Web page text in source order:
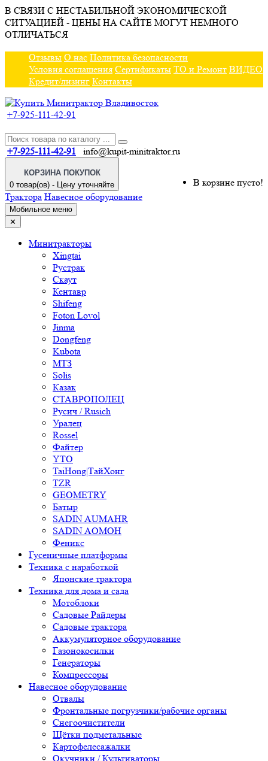
В СВЯЗИ С НЕСТАБИЛЬНОЙ ЭКОНОМИЧЕСКОЙ
СИТУАЦИЕЙ - ЦЕНЫ НА САЙТЕ МОГУТ НЕМНОГО
ОТЛИЧАТЬСЯ
Отзывы О нас Политика безопасности
Условия соглашения Сертификаты ТО и Ремонт ВИДЕО
Кредит/лизинг Контакты
+7-925-111-42-91
+7-925-111-42-91 info@kupit-minitraktor.ru
КОРЗИНА ПОКУПОК
0 товар(ов) - Цену уточняйте
В корзине пусто!
Трактора Навесное оборудование
Мобильное меню
✕
Минитракторы
Xingtai
Рустрак
Скаут
Кентавр
Shifeng
Foton Lovol
Jinma
Dongfeng
Kubota
МТЗ
Solis
Казак
СТАВРОПОЛЕЦ
Русич / Rusich
Уралец
Rossel
Файтер
YTO
TaiHong|ТайХонг
TZR
GEOMETRY
Батыр
SADIN AUMAHR
SADIN AOMOH
Феникс
Гусеничные платформы
Техника с наработкой
Японские трактора
Техника для дома и сада
Мотоблоки
Садовые Райдеры
Садовые трактора
Аккумуляторное оборудование
Газонокосилки
Генераторы
Компрессоры
Навесное оборудование
Отвалы
Фронтальные погрузчики/рабочие органы
Снегоочистители
Щётки подметальные
Картофелесажалки
Окучники / Культиваторы